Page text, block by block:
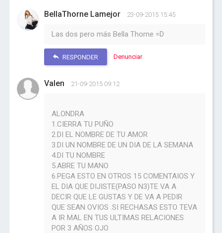
BellaThorne Lamejor 23-09-2015 15:45
Las dos pero más Bella Thorne =D
RESPONDER Denunciar
Valen 21-09-2015 09:12
ALONDRA
1.CIERRA TU PUÑO
2.DI EL NOMBRE DE TU AMOR
3.DI UN NOMBRE DE UN DIA DE LA SEMANA
4.DI TU NOMBRE
5.ABRE TU MANO
6.PEGA ESTO EN OTROS 15 COMENTAIOS Y
EL DIA QUE DIJISTE(PASO N3)TE VA A
DECIR QUE LE GUSTAS Y DE VA A PEDIR
QUE SEAN OVIOS .SI RECHASAS ESTO TEVA
A IR MAL EN TUS ULTIMAS RELACIONES
POR 3 AÑOS OJO